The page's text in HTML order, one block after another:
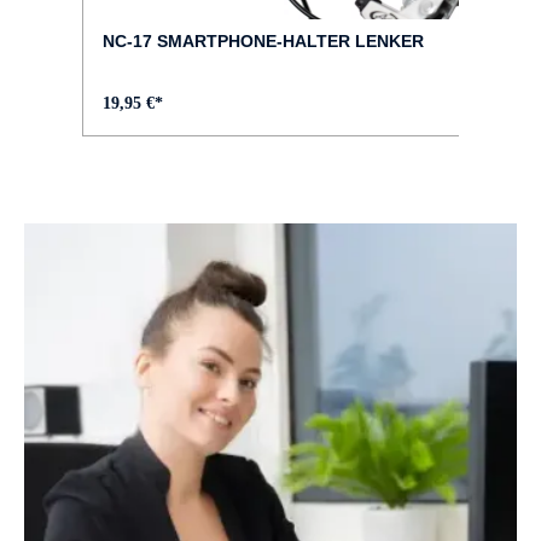
FARBE :
Rodi Tryp35 Evo 27,5"
GABEL :
SR Suntour Monie 34, tappered, Boost
GEPÄCKTRÄGER :
NC-17 SMARTPHONE-HALTER LENKER
19,95 €*